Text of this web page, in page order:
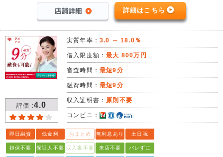
詳細はこちら
評価 :4.0
実質年率： 3.0 ～ 18.0％
借入限度額：最大 800万円
審査時間： 最短9分
融資時間： 最短9分
収入証明書： 原則不要
コンビニ：
即日融資 低金利 おまとめ 無利息あり 土日祝
担保不要 保証人不要 収入書不要 来店不要 バレずに